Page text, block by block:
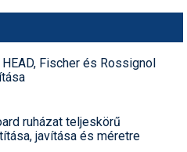
Fischer és Rossignol
ruházat teljeskörű
javítása és méretre